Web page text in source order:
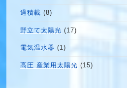
過積載 (8)
野立て太陽光 (17)
電気温水器 (1)
高圧 産業用太陽光 (15)